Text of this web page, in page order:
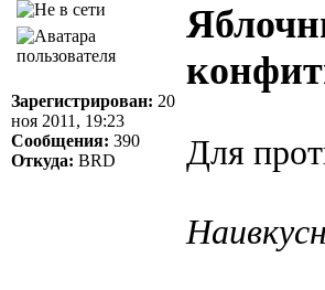
Зарегистрирован: 20
ноя 2011, 19:23
Сообщения: 390
Откуда: BRD Для